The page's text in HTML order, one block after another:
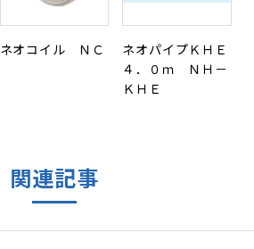
ネオコイル ＮＣ
ネオパイプＫＨＥ
４．０ｍ ＮＨ－
ＫＨＥ
関連記事